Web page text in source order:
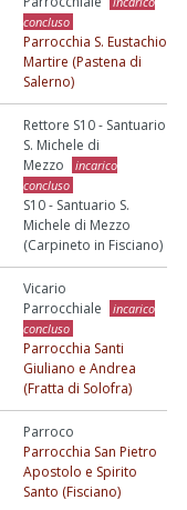
concluso
Parrocchia S. Eustachio
Martire (Pastena di
Salerno)
Rettore S10 - Santuario
S. Michele di
Mezzo
incarico
concluso
S10 - Santuario S.
Michele di Mezzo
(Carpineto in Fisciano)
Vicario
Parrocchiale
incarico
concluso
Parrocchia Santi
Giuliano e Andrea
(Fratta di Solofra)
Parroco
Parrocchia San Pietro
Apostolo e Spirito
Santo (Fisciano)